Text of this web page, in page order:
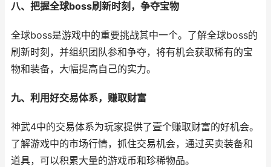
八、把握全球boss刷新时刻，争夺宝物
全球boss是游戏中的重要挑战其中一个。了解全球boss的
刷新时刻，并组织团队参和争夺，将有机会获取稀有的宝
物和装备，大幅提高自己的实力。
九、利用好交易体系，赚取财富
神武4中的交易体系为玩家提供了壹个赚取财富的好机会。
了解游戏中的市场行情，抓住交易机会，通过买卖装备和
道具，可以积累大量的游戏币和珍稀物品。